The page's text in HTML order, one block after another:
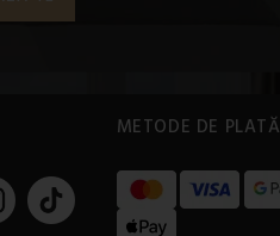
METODE DE PLATĂ